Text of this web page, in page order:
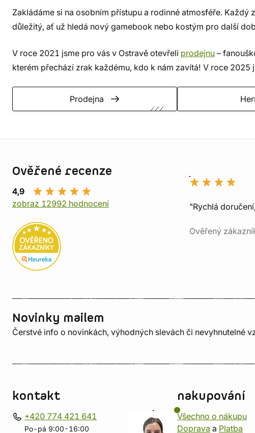
Zakládáme si na osobním přístupu a rodinné atmosféře. Každý
důležitý, ať už hledá nový gamebook nebo kostým pro další
V roce 2021 jsme pro vás v Ostravě otevřeli prodejnu –
kterém přechází zrak každému, kdo k nám zavítá! V roce 2025
Prodejna
Ověřené recenze
4,9
zobraz 12992 hodnocení
"Rychlá
Ověřený
Novinky mailem
Čerstvé info o novinkách, výhodných slevách či nevyhnutelné
kontakt
+420 774 421 641
Po-pá 9:00-16:00
nakupování
Všechno o nákupu
Doprava a Platba